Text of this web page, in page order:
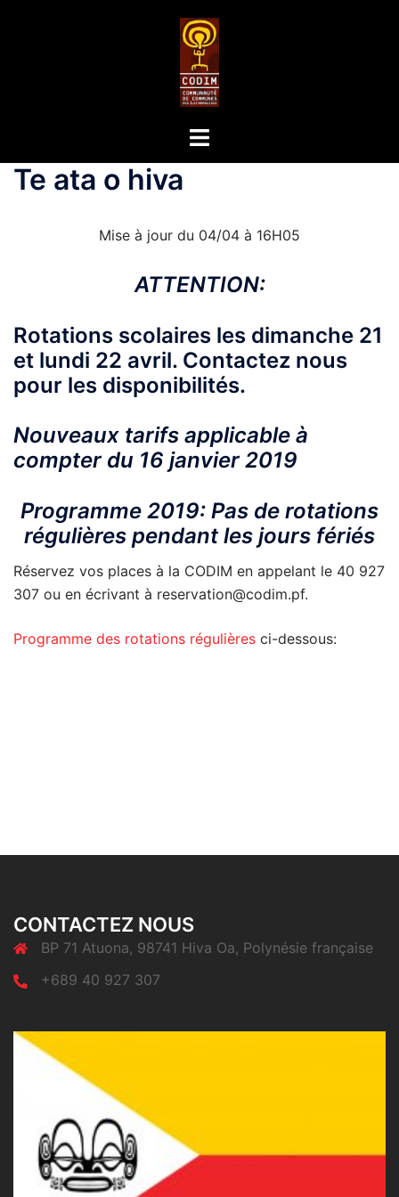
Te ata o hiva
Mise à jour du 04/04 à 16H05
ATTENTION:
Rotations scolaires les dimanche 21
et lundi 22 avril. Contactez nous
pour les disponibilités.
Nouveaux tarifs applicable à
compter du 16 janvier 2019
Programme 2019: Pas de rotations
régulières pendant les jours fériés
Réservez vos places à la CODIM en appelant le 40 927
307 ou en écrivant à reservation@codim.pf.
Programme des rotations régulières ci-dessous:
CONTACTEZ NOUS
BP 71 Atuona, 98741 Hiva Oa, Polynésie française
+689 40 927 307